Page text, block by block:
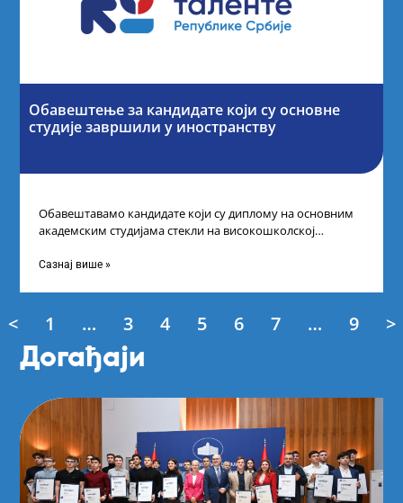
Обавештење за кандидате који су основне
студије завршили у иностранству
Обавештавамо кандидате који су диплому на основним
академским студијама стекли на високошколској
Сазнај више »
< 1 … 3 4 5 6 7 … 9 >
Догађаји